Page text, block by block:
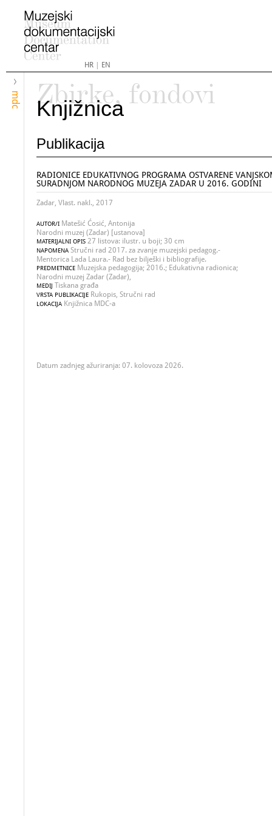
HR| EN
mdc
Zbirke, fondovi
Knjižnica
Publikacija
RADIONICE EDUKATIVNOG PROGRAMA OSTVARENE
SURADNJOM NARODNOG MUZEJA ZADAR U 2016. GODINI
Zadar, Vlast. nakl., 2017
AUTOR/I Matešić Ćosić, Antonija
Narodni muzej (Zadar) [ustanova]
MATERIJALNI OPIS 27 listova: ilustr. u boji; 30 cm
NAPOMENA Stručni rad 2017. za zvanje muzejski pedagog.-
Mentorica Lada Laura.- Rad bez bilješki i bibliografije.
PREDMETNICE Muzejska pedagogija; 2016.; Edukativna radionica;
Narodni muzej Zadar (Zadar),
MEDIJ Tiskana građa
VRSTA PUBLIKACIJE Rukopis, Stručni rad
LOKACIJA Knjižnica MDC-a
Datum zadnjeg ažuriranja: 07. kolovoza 2026.